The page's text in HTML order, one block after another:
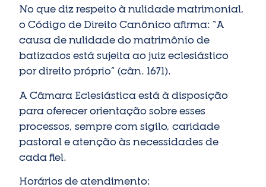
No que diz respeito à nulidade matrimonial,
o Código de Direito Canônico afirma: “A
causa de nulidade do matrimônio de
batizados está sujeita ao juiz eclesiástico
por direito próprio” (cân. 1671).
A Câmara Eclesiástica está à disposição
para oferecer orientação sobre esses
processos, sempre com sigilo, caridade
pastoral e atenção às necessidades de
cada fiel.
Horários de atendimento: